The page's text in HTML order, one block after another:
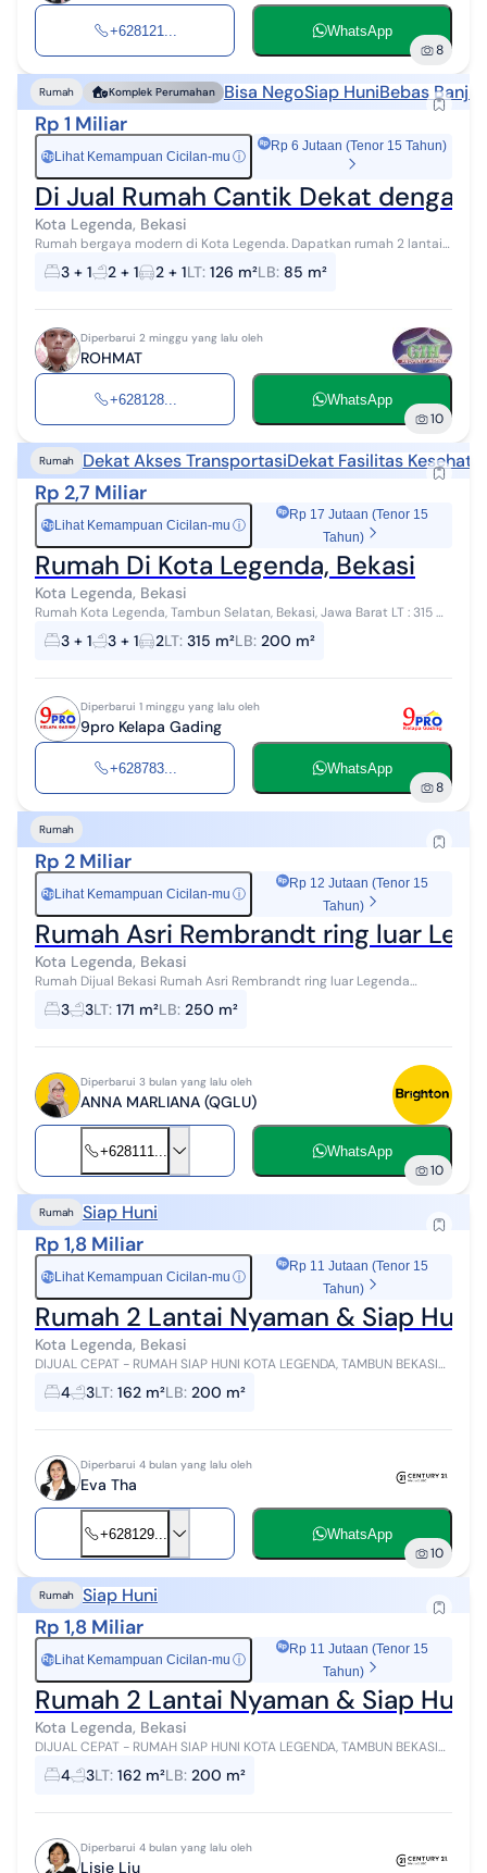
+628121... WhatsApp
8
Rumah Komplek Perumahan Bisa NegoSiap HuniBebas Banjir
Rp 1 Miliar
Rp Lihat Kemampuan Cicilan-mu ⓘ
Rp 6 Jutaan (Tenor 15 Tahun)
Di Jual Rumah Cantik Dekat dengan
Kota Legenda, Bekasi
Rumah bergaya modern di Kota Legenda. Dapatkan rumah 2 lantai
yang nyaman ini, dijual dengan pemandangan indah yang
menambah nilai estetika di li...
3 + 1 2 + 1 2 + 1LT: 126 m²LB: 85 m²
Diperbarui 2 minggu yang lalu oleh
ROHMAT
+628128... WhatsApp
10
Rumah Dekat Akses TransportasiDekat Fasilitas
Rp 2,7 Miliar
Rp Lihat Kemampuan Cicilan-mu ⓘ
Rp 17 Jutaan (Tenor 15
Tahun)
Rumah Di Kota Legenda, Bekasi
Kota Legenda, Bekasi
Rumah Kota Legenda, Tambun Selatan, Bekasi, Jawa Barat LT : 315 m²
LB : 200 m² 2 Lantai Listrik 220 Watt SHM Hadap Barat KT : 3+1 KM :
3+1 Halam...
3 + 1 3 + 1 2LT: 315 m²LB: 200 m²
Diperbarui 1 minggu yang lalu oleh
9pro Kelapa Gading
+628783... WhatsApp
8
Rumah
Rp 2 Miliar
Rp Lihat Kemampuan Cicilan-mu ⓘ
Rp 12 Jutaan (Tenor 15
Tahun)
Rumah
Kota Legenda, Bekasi
Rumah Dijual Bekasi Rumah Asri Rembrandt ring luar Legenda
wisata , cibubur Luas Tanah : 171 Luas Bangunan : 250 Dokumen : SHM
IMB : ada Bl...
3 3LT: 171 m²LB: 250 m²
Diperbarui 3 bulan yang lalu oleh
ANNA MARLIANA (QGLU)
+628111... WhatsApp
10
Rumah Siap Huni
Rp 1,8 Miliar
Rp Lihat Kemampuan Cicilan-mu ⓘ
Rp 11 Jutaan (Tenor 15
Tahun)
Rumah 2 Lantai Nyaman & Siap
Kota Legenda, Bekasi
DIJUAL CEPAT - RUMAH SIAP HUNI KOTA LEGENDA, TAMBUN BEKASI
Rumah 2 lantai nyaman & siap huni di kawasan strategis Kota
Legenda Spesifikasi: Luas...
4 3LT: 162 m²LB: 200 m²
Diperbarui 4 bulan yang lalu oleh
Eva Tha
+628129... WhatsApp
10
Rumah Siap Huni
Rp 1,8 Miliar
Rp Lihat Kemampuan Cicilan-mu ⓘ
Rp 11 Jutaan (Tenor 15
Tahun)
Rumah 2 Lantai Nyaman & Siap
Kota Legenda, Bekasi
DIJUAL CEPAT - RUMAH SIAP HUNI KOTA LEGENDA, TAMBUN BEKASI
Rumah 2 lantai nyaman & siap huni di kawasan strategis Kota
Legenda Spesifikasi: Luas...
4 3LT: 162 m²LB: 200 m²
Diperbarui 4 bulan yang lalu oleh
Lisie Liu